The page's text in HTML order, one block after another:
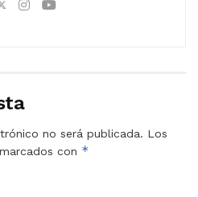
no será publicada. Los
con *